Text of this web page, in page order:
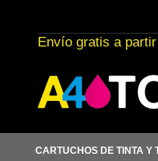
al
contenido
Envío gratis a
CARTUCHOS DE TINTA Y